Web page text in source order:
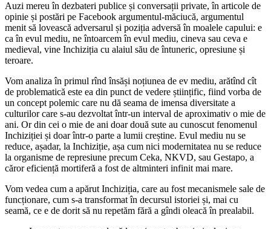
Auzi mereu în dezbateri publice și conversații private, în articole de
opinie și postări pe Facebook argumentul-măciucă, argumentul
menit să lovească adversarul și poziția adversă în moalele capului: e
ca în evul mediu, ne întoarcem în evul mediu, cineva sau ceva e
medieval, vine Inchiziția cu alaiul său de întuneric, opresiune și
teroare.
Vom analiza în primul rînd însăși noțiunea de ev mediu, arătînd cît
de problematică este ea din punct de vedere științific, fiind vorba de
un concept polemic care nu dă seama de imensa diversitate a
culturilor care s-au dezvoltat într-un interval de aproximativ o mie de
ani. Or din cei o mie de ani doar două sute au cunoscut fenomenul
Inchiziției și doar într-o parte a lumii creștine. Evul mediu nu se
reduce, așadar, la Inchiziție, așa cum nici modernitatea nu se reduce
la organisme de represiune precum Ceka, NKVD, sau Gestapo, a
căror eficiență mortiferă a fost de altminteri infinit mai mare.
Vom vedea cum a apărut Inchiziția, care au fost mecanismele sale de
funcționare, cum s-a transformat în decursul istoriei și, mai cu
seamă, ce e de dorit să nu repetăm fără a gîndi oleacă în prealabil.